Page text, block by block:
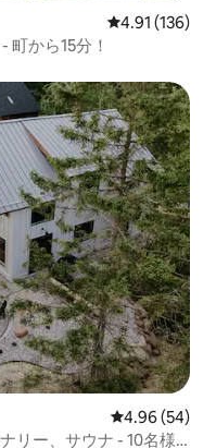
レビュー136
4.91 (136)
から15分！
レビュー54
4.96 (54)
リー、サウナ - 10名様